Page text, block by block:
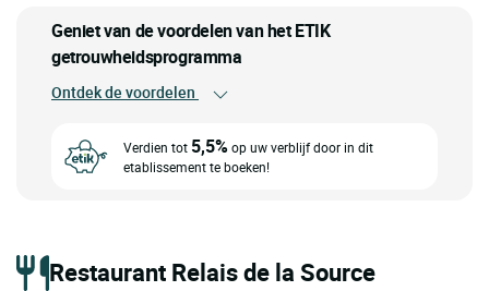
Geniet van de voordelen van het ETIK
getrouwheidsprogramma
Ontdek de voordelen
Verdien tot 5,5%op uw verblijf door in dit
etablissement te boeken!
Restaurant Relais de la Source